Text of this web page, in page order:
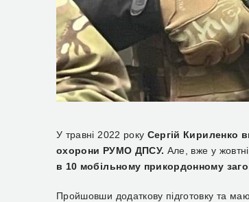
У травні 2022 року Сергій Кириленко
охорони РУМО ДПСУ. Але, вже у
в 10 мобільному прикордонному
Пройшовши додаткову підготовку та